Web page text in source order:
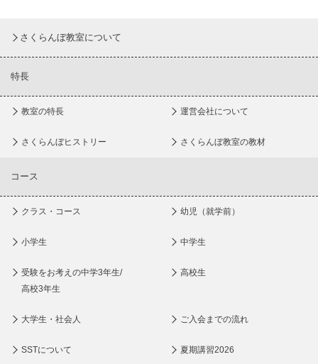
さくらんぼ教室について
特長
教室の特長 運営会社について
さくらんぼヒストリー さくらんぼ教室の教材
コース
クラス・コース 幼児（就学前）
小学生 中学生
受験をお考えの中学3年生/
高校3年生
高校生
大学生・社会人 ご入会までの流れ
SSTについて 夏期講習2026